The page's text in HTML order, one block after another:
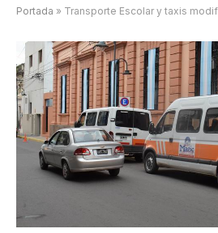
Portada » Transporte Escolar y taxis